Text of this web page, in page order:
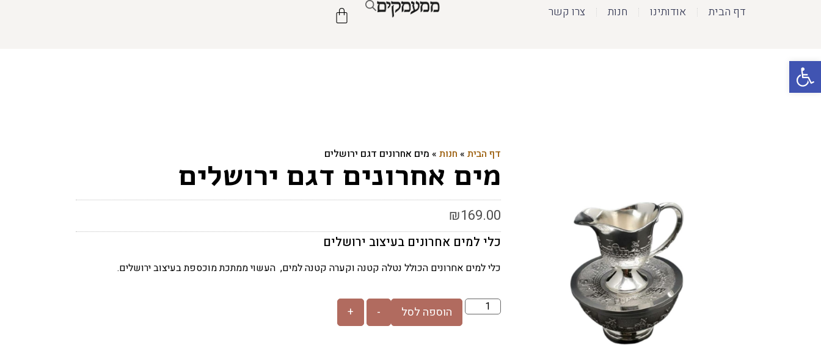
פתח סרגל נגישות
דף הבית אודותינו חנות צרו קשר
דף הבית » חנות » מים אחרונים דגם ירושלים
מים אחרונים דגם ירושלים
₪169.00
כלי למים אחרונים בעיצוב ירושלים
כלי למים אחרונים הכולל נטלה קטנה וקערה קטנה למים, העשוי ממתכת מוכספת בעיצוב ירושלים.
-
+ הוספה לסל